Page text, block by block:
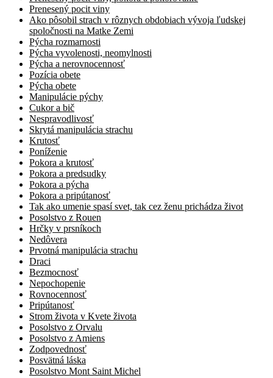
Prenesený pocit viny
Ako pôsobil strach v rôznych obdobiach vývoja ľudskej
spoločnosti na Matke Zemi
Pýcha rozmarnosti
Pýcha vyvolenosti, neomylnosti
Pýcha a nerovnocennosť
Pozícia obete
Pýcha obete
Manipulácie pýchy
Cukor a bič
Nespravodlivosť
Skrytá manipulácia strachu
Krutosť
Poníženie
Pokora a krutosť
Pokora a predsudky
Pokora a pýcha
Pokora a pripútanosť
Tak ako umenie spasí svet, tak cez ženu prichádza život
Posolstvo z Rouen
Hrčky v prsníkoch
Nedôvera
Prvotná manipulácia strachu
Draci
Bezmocnosť
Nepochopenie
Rovnocennosť
Pripútanosť
Strom života v Kvete života
Posolstvo z Orvalu
Posolstvo z Amiens
Zodpovednosť
Posvätná láska
Posolstvo Mont Saint Michel